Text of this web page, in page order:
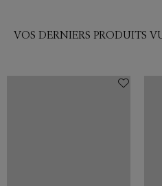
VOS DERNIERS PRODUITS